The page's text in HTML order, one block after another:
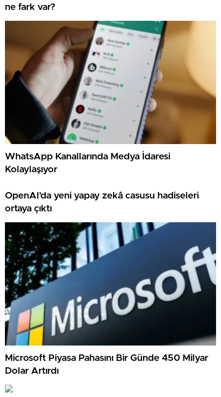
ne fark var?
WhatsApp Kanallarında Medya İdaresi
Kolaylaşıyor
OpenAI’da yeni yapay zekâ casusu hadiseleri
ortaya çıktı
Microsoft Piyasa Pahasını Bir Günde 450 Milyar
Dolar Artırdı